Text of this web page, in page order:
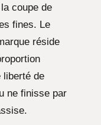
coupe de
fines. Le
réside
liberté de
ne finisse par